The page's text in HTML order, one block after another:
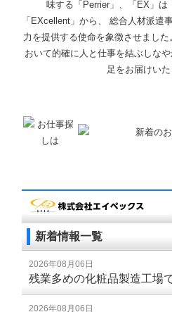
味する「Perrier」、「EX」は
「EXcellent」から、 総合人材派遣
力を提供する使命を象徴させまし
おいて的確に人と仕事を結ぶしな
足をお届けいた